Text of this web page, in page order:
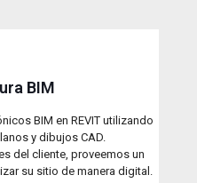
BIM
BIM en REVIT utilizando
y dibujos CAD.
del cliente, proveemos un
su sitio de manera digital.